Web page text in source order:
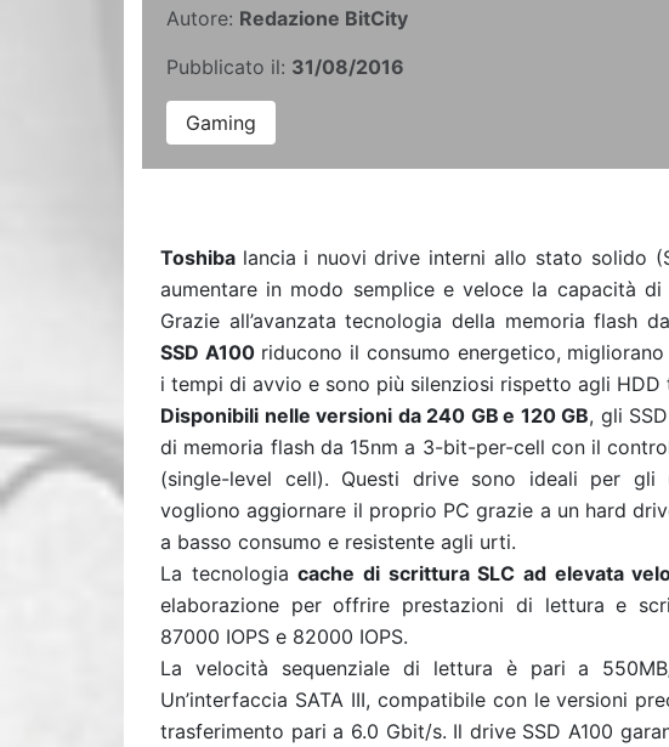
Autore: Redazione BitCity
Pubblicato il: 31/08/2016
Gaming
Toshiba lancia i nuovi drive interni allo stato solido
aumentare in modo semplice e veloce la capacità
Grazie all’avanzata tecnologia della memoria flash
SSD A100riducono il consumo energetico,
i tempi di avvio e sono più silenziosi rispetto agli HDD
Disponibili nelle versioni da 240 GB e 120 GB, gli
di memoria flash da 15nm a 3-bit-per-cell con il
(single-level cell). Questi drive sono ideali per gli
vogliono aggiornare il proprio PC grazie a un hard
a basso consumo e resistente agli urti.
La tecnologiacache di scrittura SLC ad elevata
elaborazione per offrire prestazioni di lettura e
87000 IOPS e 82000 IOPS.
La velocità sequenziale di lettura è pari a
Un’interfaccia SATA III, compatibile con le versioni
trasferimento pari a 6.0 Gbit/s. Il drive SSD A100